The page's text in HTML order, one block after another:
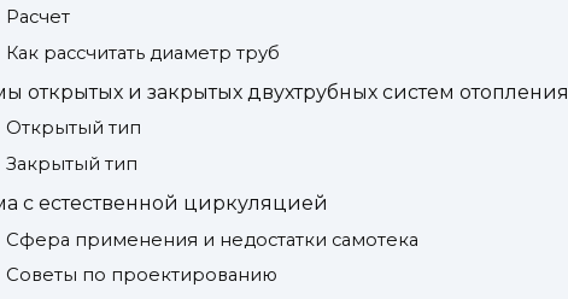
Расчет
Как рассчитать диаметр труб
открытых и закрытых двухтрубных систем отопления
Открытый тип
Закрытый тип
с естественной циркуляцией
Сфера применения и недостатки самотека
Советы по проектированию